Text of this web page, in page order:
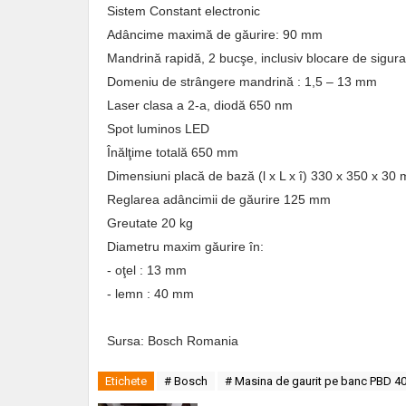
Sistem Constant electronic
Adâncime maximă de găurire: 90 mm
Mandrină rapidă, 2 bucşe, inclusiv blocare de
Domeniu de strângere mandrină : 1,5 – 13 mm
Laser clasa a 2-a, diodă 650 nm
Spot luminos LED
Înălţime totală 650 mm
Dimensiuni placă de bază (l x L x î) 330 x 350 x 30
Reglarea adâncimii de găurire 125 mm
Greutate 20 kg
Diametru maxim găurire în:
- oţel : 13 mm
- lemn : 40 mm
Sursa: Bosch Romania
Etichete # Bosch # Masina de gaurit pe banc PBD 40